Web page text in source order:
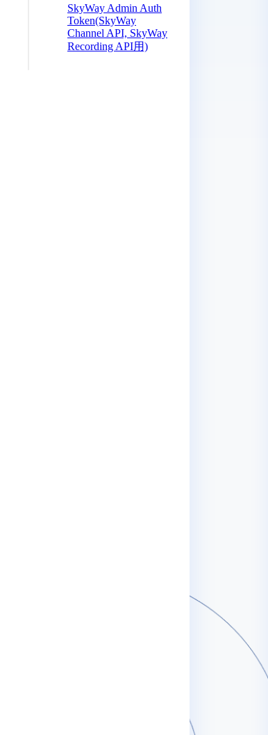
SkyWay Admin Auth
Token(SkyWay
Channel API, SkyWay
Recording API用)